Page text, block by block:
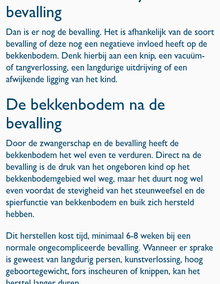
bevalling
Dan is er nog de bevalling. Het is afhankelijk van de soort
bevalling of deze nog een negatieve invloed heeft op de
bekkenbodem. Denk hierbij aan een knip, een vacuüm-
of tangverlossing, een langdurige uitdrijving of een
afwijkende ligging van het kind.
De bekkenbodem na de
bevalling
Door de zwangerschap en de bevalling heeft de
bekkenbodem het wel even te verduren. Direct na de
bevalling is de druk van het ongeboren kind op het
bekkenbodemgebied wel weg, maar het duurt nog wel
even voordat de stevigheid van het steunweefsel en de
spierfunctie van bekkenbodem en buik zich hersteld
hebben.
Dit herstellen kost tijd, minimaal 6-8 weken bij een
normale ongecompliceerde bevalling. Wanneer er sprake
is geweest van langdurig persen, kunstverlossing, hoog
geboortegewicht, fors inscheuren of knippen, kan het